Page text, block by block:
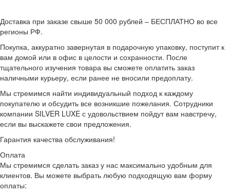
Доставка при заказе свыше 50 000 рублей – БЕСПЛАТНО во все
регионы РФ.
Покупка, аккуратно завернутая в подарочную упаковку, поступит к
вам домой или в офис в целости и сохранности. После
тщательного изучения товара вы сможете оплатить заказ
наличными курьеру, если ранее не вносили предоплату.
Мы стремимся найти индивидуальный подход к каждому
покупателю и обсудить все возникшие пожелания. Сотрудники
компании SILVER LUXE с удовольствием пойдут вам навстречу,
если вы выскажете свои предложения.
Гарантия качества обслуживания!
Оплата
Мы стремимся сделать заказ у нас максимально удобным для
клиентов. Вы можете выбрать любую подходящую вам форму
оплаты: